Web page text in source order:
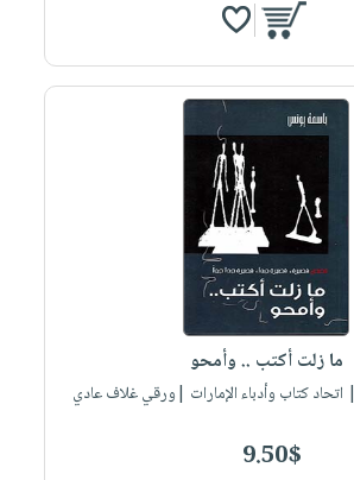
ما زلت أكتب .. وأمحو
| اتحاد كتاب وأدباء الإمارات |ورقي غلاف عادي
9.50$